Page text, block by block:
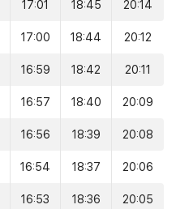
17:01 18:45 20:14
17:00 18:44 20:12
16:59 18:42 20:11
16:57 18:40 20:09
16:56 18:39 20:08
16:54 18:37 20:06
16:53 18:36 20:05